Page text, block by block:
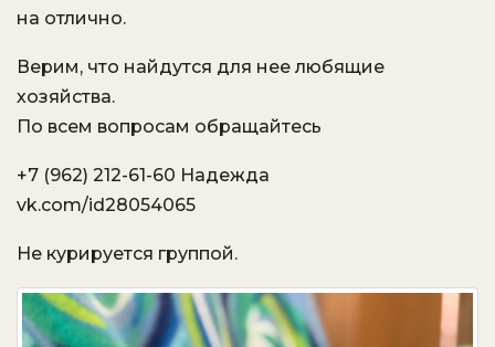
на отлично.
Верим, что найдутся для нее любящие
хозяйства.
По всем вопросам обращайтесь
+7 (962) 212-61-60 Надежда
vk.com/id28054065
Не курируется группой.